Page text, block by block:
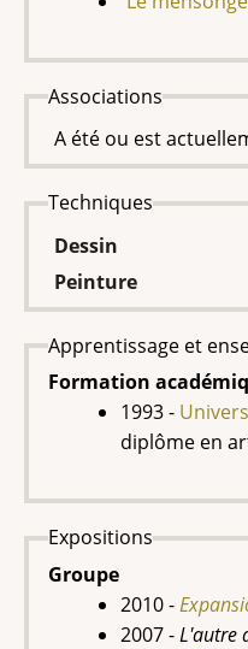
Associations
A été ou est
Techniques
Dessin
Peinture
Apprentissage et
Formation
1993 -
diplôme en
Expositions
Groupe
2010 -
2007 -L'autre